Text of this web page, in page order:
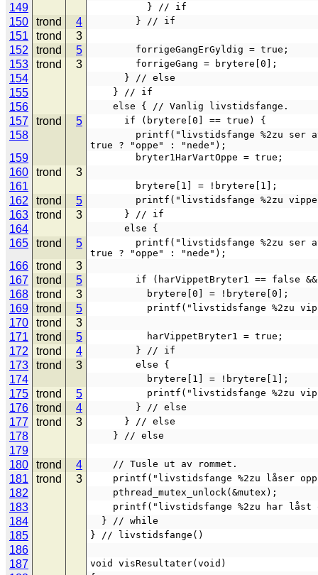
149
          } // if
150 trond 4
        } // if
151 trond
3
152
trond 5
        forrigeGangErGyldig = true;
153 trond 3
        forrigeGang = brytere[0];
154
      } // else
155
    } // if
156
    else { // Vanlig livstidsfange.
157 trond 5
      if (brytere[0] == true) {
158
true ? "oppe" : "nede");
159
        bryter1HarVartOppe = true;
160 trond
3
161
        brytere[1] = !brytere[1];
162 trond 5
printf("livstidsfange
163 trond 3
      } // if
164
      else {
165 trond 5
true ? "oppe" : "nede");
166 trond
3
167
trond 5
if (harVippetBryter1 ==
168 trond 3
          brytere[0] = !brytere[0];
169 trond 5
printf("livstidsfange
170 trond
3
171
trond 5
          harVippetBryter1 = true;
172 trond 4
        } // if
173 trond 3
        else {
174
          brytere[1] = !brytere[1];
175 trond 5
printf("livstidsfange
176 trond 4
        } // else
177 trond 3
      } // else
178
    } // else
179
180
trond 4
    // Tusle ut av rommet.
181 trond 3
printf("livstidsfange %2zu låser
182
    pthread_mutex_unlock(&mutex);
183
printf("livstidsfange %2zu har
184
  } // while
185 } // livstidsfange()
186
187
void visResultater(void)